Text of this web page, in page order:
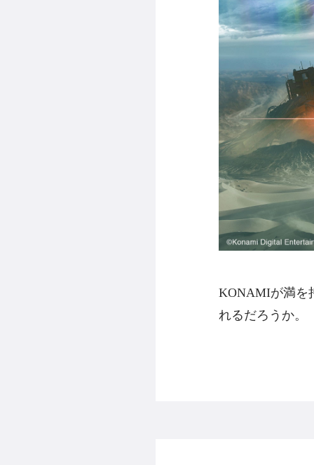
KONAMIが満を
れるだろうか。